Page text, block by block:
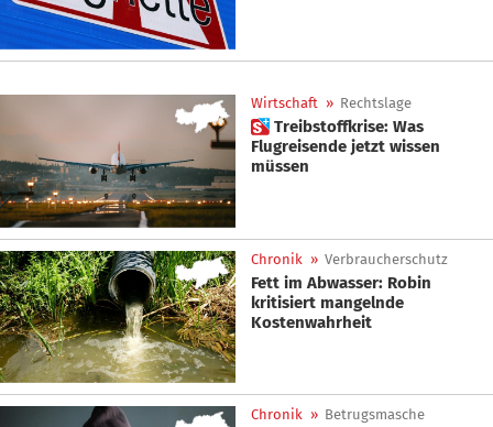
Wirtschaft » Rechtslage
 Treibstoffkrise: Was
Flugreisende jetzt wissen
müssen
Chronik » Verbraucherschutz
Fett im Abwasser: Robin
kritisiert mangelnde
Kostenwahrheit
Chronik » Betrugsmasche